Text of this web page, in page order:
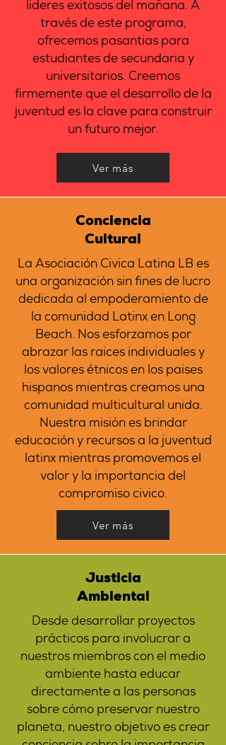
líderes exitosos del mañana. A
través de este programa,
ofrecemos pasantías para
estudiantes de secundaria y
universitarios. Creemos
firmemente que el desarrollo de la
juventud es la clave para construir
un futuro mejor.
Ver más
Conciencia
Cultural
La Asociación Cívica Latina LB es
una organización sin fines de lucro
dedicada al empoderamiento de
la comunidad Latinx en Long
Beach. Nos esforzamos por
abrazar las raíces individuales y
los valores étnicos en los países
hispanos mientras creamos una
comunidad multicultural unida.
Nuestra misión es brindar
educación y recursos a la juventud
latinx mientras promovemos el
valor y la importancia del
compromiso cívico.
Ver más
Justicia
Ambiental
Desde desarrollar proyectos
prácticos para involucrar a
nuestros miembros con el medio
ambiente hasta educar
directamente a las personas
sobre cómo preservar nuestro
planeta, nuestro objetivo es crear